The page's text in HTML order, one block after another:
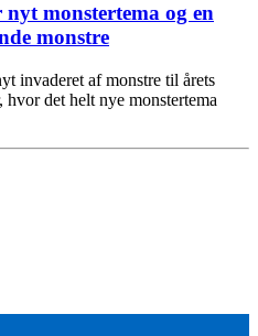
monstertema og en
monstre
invaderet af monstre til årets
det helt nye monstertema